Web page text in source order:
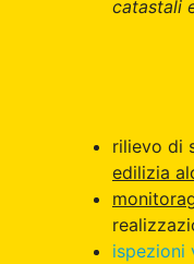
catastali
rilievo di
edilizia
ispezioni